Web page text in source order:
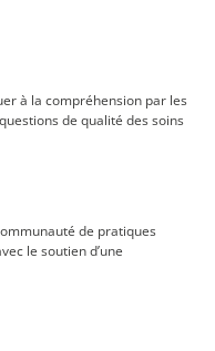
à la compréhension par les
de qualité des soins
de pratiques
le soutien d’une